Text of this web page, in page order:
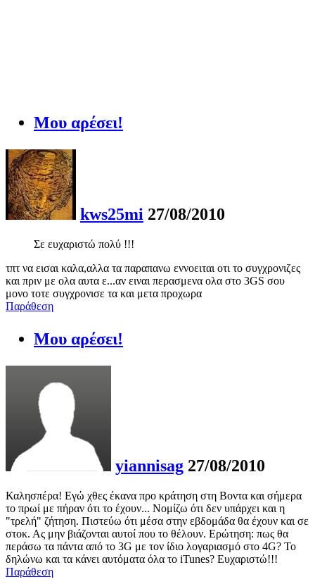
Μου αρέσει!
kws25mi 27/08/2010
Σε ευχαριστώ πολύ !!!
τπτ να εισαι καλα,αλλα τα παραπανω εννοειται οτι το συγχρονιζες
και πριν με ολα αυτα ε...αν ειναι περασμενα ολα στο 3GS σου
μονο τοτε συγχρονισε τα και μετα προχωρα
Παράθεση
Μου αρέσει!
yiannisag 27/08/2010
Καλησπέρα! Εγώ χθες έκανα προ κράτηση στη Βοντα και σήμερα
το πρωί με πήραν ότι το έχουν... Νομίζω ότι δεν υπάρχει και η
"τρελή" ζήτηση. Πιστεύω ότι μέσα στην εβδομάδα θα έχουν και σε
στοκ. Ας μην βιάζονται αυτοί που το θέλουν. Ερώτηση: πως θα
περάσω τα πάντα από το 3G με τον ίδιο λογαριασμό στο 4G? Το
δηλώνω και τα κάνει αυτόματα όλα το iTunes? Ευχαριστώ!!!
Παράθεση